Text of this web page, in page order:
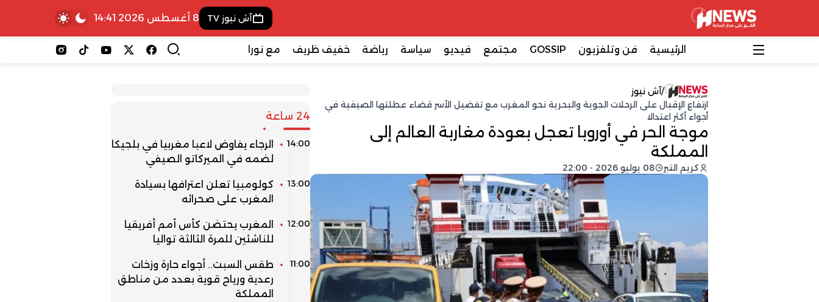
آش نيوز TV 8 أغسطس 2026 14:41
الرئيسية فن وتلفزيون GOSSIP مجتمع فيديو سياسة رياضة خفيف ظريف مع نورا
/آش نيوز
ارتفاع الإقبال على الرحلات الجوية والبحرية نحو المغرب مع تفضيل الأسر قضاء عطلتها الصيفية في
أجواء أكثر اعتدالا
موجة الحر في أوروبا تعجل بعودة مغاربة العالم إلى
المملكة
كريم التبر 08 يوليو 2026 - 22:00
24 ساعة
14:00
الرجاء يفاوض لاعبا مغربيا في بلجيكا
لضمه في الميركاتو الصيفي
13:00
كولومبيا تعلن اعترافها بسيادة
المغرب على صحرائه
12:00
المغرب يحتضن كأس أمم أفريقيا
للناشئين للمرة الثالثة تواليا
11:00
طقس السبت.. أجواء حارة وزخات
رعدية ورياح قوية بعدد من مناطق
المملكة